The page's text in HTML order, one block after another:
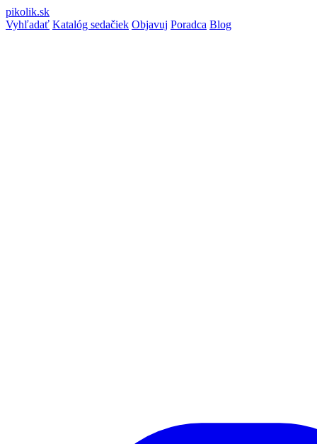
pikolik.sk
Vyhľadať Katalóg sedačiek Objavuj Poradca Blog